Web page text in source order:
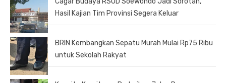
Hasil Kajian Tim Provinsi Segera Keluar
BRIN Kembangkan Sepatu Murah Mulai Rp75 Ribu
untuk Sekolah Rakyat